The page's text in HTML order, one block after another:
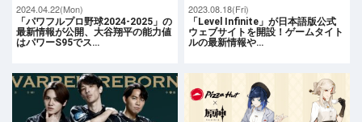
2024.04.22(Mon)
「パワフルプロ野球2024-2025」の
最新情報が公開、大谷翔平の能力値
はパワーS95でス…
2023.08.18(Fri)
「Level Infinite」が日本語版公式
ウェブサイトを開設！ゲームタイト
ルの最新情報や…